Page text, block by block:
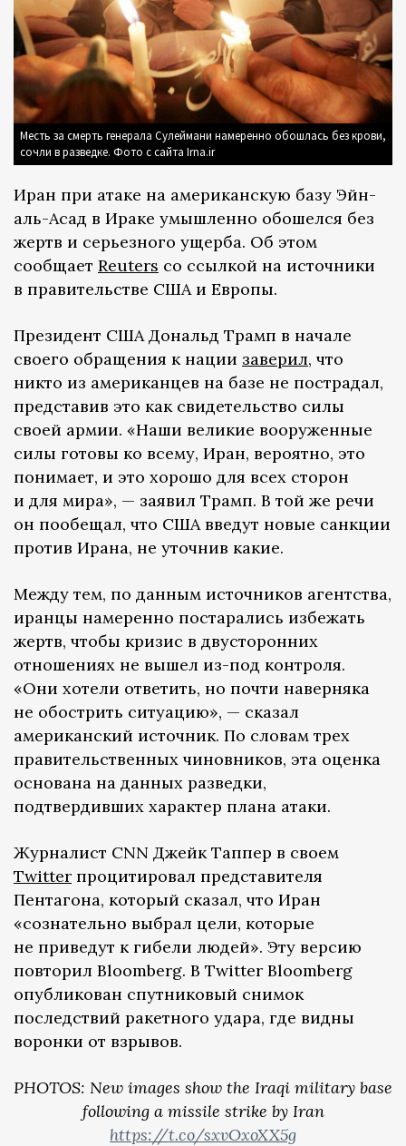
Месть за смерть генерала Сулеймани намеренно обошлась без крови,
сочли в разведке. Фото с сайта Irna.ir
Иран при атаке на американскую базу Эйн-
аль-Асад в Ираке умышленно обошелся без
жертв и серьезного ущерба. Об этом
сообщает Reuters со ссылкой на источники
в правительстве США и Европы.
Президент США Дональд Трамп в начале
своего обращения к нации заверил, что
никто из американцев на базе не пострадал,
представив это как свидетельство силы
своей армии. «Наши великие вооруженные
силы готовы ко всему, Иран, вероятно, это
понимает, и это хорошо для всех сторон
и для мира», — заявил Трамп. В той же речи
он пообещал, что США введут новые санкции
против Ирана, не уточнив какие.
Между тем, по данным источников агентства,
иранцы намеренно постарались избежать
жертв, чтобы кризис в двусторонних
отношениях не вышел из-под контроля.
«Они хотели ответить, но почти наверняка
не обострить ситуацию», — сказал
американский источник. По словам трех
правительственных чиновников, эта оценка
основана на данных разведки,
подтвердивших характер плана атаки.
Журналист CNN Джейк Таппер в своем
Twitter процитировал представителя
Пентагона, который сказал, что Иран
«сознательно выбрал цели, которые
не приведут к гибели людей». Эту версию
повторил Bloomberg. В Twitter Bloomberg
опубликован спутниковый снимок
последствий ракетного удара, где видны
воронки от взрывов.
PHOTOS: New images show the Iraqi military base
following a missile strike by Iran
https://t.co/sxvOxoXX5g